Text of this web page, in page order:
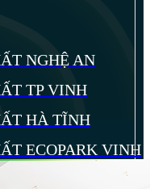
NGHỆ AN
TP VINH
HÀ TĨNH
ECOPARK VINH